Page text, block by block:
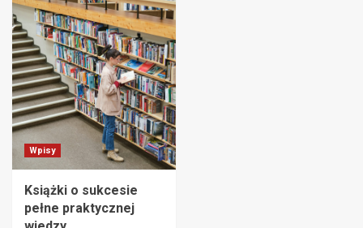
Wpisy
Książki o sukcesie
pełne praktycznej